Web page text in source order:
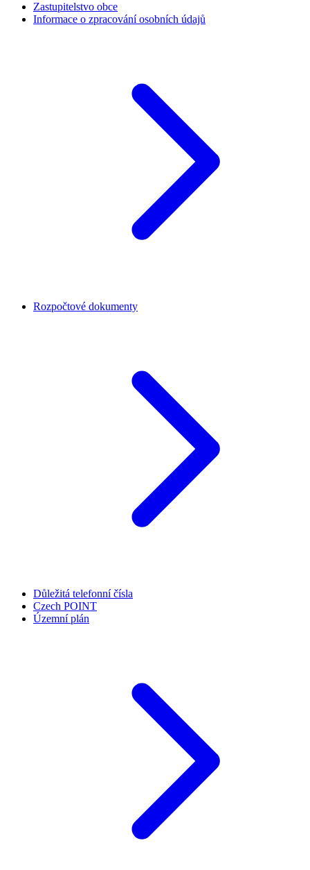
Zastupitelstvo obce
Informace o zpracování osobních údajů
Rozpočtové dokumenty
Důležitá telefonní čísla
Czech POINT
Územní plán